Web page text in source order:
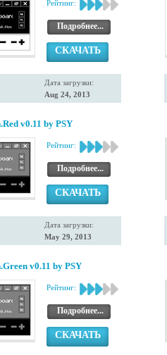
Рейтинг:
Подробнее...
СКАЧАТЬ
Дата загрузки:
Aug 24, 2013
v0.11 by PSY
Рейтинг:
Подробнее...
СКАЧАТЬ
Дата загрузки:
May 29, 2013
v0.11 by PSY
Рейтинг:
Подробнее...
СКАЧАТЬ